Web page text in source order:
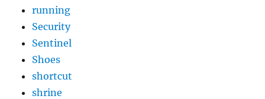
running
Security
Sentinel
Shoes
shortcut
shrine